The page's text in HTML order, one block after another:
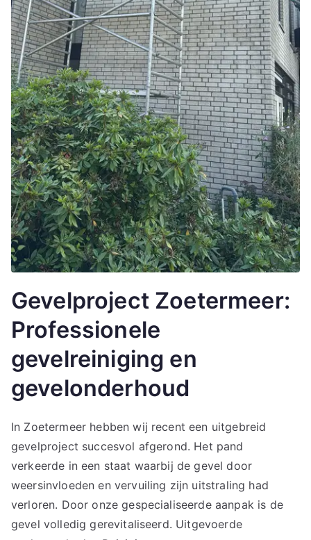
Gevelproject Zoetermeer:
Professionele
gevelreiniging en
gevelonderhoud
In Zoetermeer hebben wij recent een uitgebreid
gevelproject succesvol afgerond. Het pand
verkeerde in een staat waarbij de gevel door
weersinvloeden en vervuiling zijn uitstraling had
verloren. Door onze gespecialiseerde aanpak is de
gevel volledig gerevitaliseerd. Uitgevoerde